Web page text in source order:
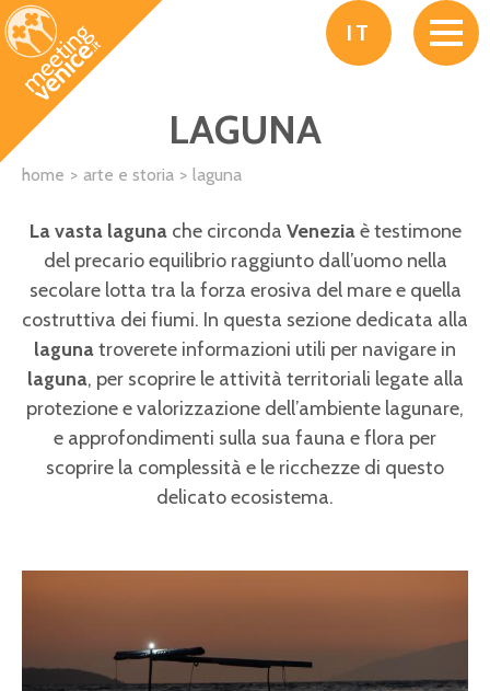
Salta al contenuto principale
IT
LAGUNA
home arte e storia laguna
La vasta lagunache circonda Veneziaè testimone
del precario equilibrio raggiunto dall’uomo nella
secolare lotta tra la forza erosiva del mare e quella
costruttiva dei fiumi. In questa sezione dedicata alla
lagunatroverete informazioni utili per navigare in
laguna, per scoprire le attività territoriali legate alla
protezione e valorizzazione dell’ambiente lagunare,
e approfondimenti sulla sua fauna e flora per
scoprire la complessità e le ricchezze di questo
delicato ecosistema.
Pagine